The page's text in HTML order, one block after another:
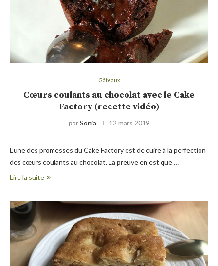
Gâteaux
Cœurs coulants au chocolat avec le Cake
Factory (recette vidéo)
parSonia 12 mars 2019
L’une des promesses du Cake Factory est de cuire à la perfection
des cœurs coulants au chocolat. La preuve en est que …
Lire la suite